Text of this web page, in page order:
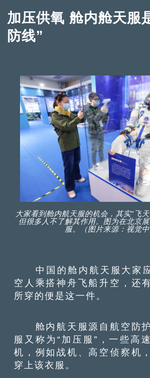
加压供氧 舱内舱天服
防线”
大家看到舱内航天服的机会，其实“飞
但很多人不了解其作用。图为在北京
服。（图片来源：视觉中
中国的舱内航天服大家应
空人乘搭神舟飞船升空，还
所穿的便是这一件。
舱内航天服源自航空防护
服又称为“加压服”，一些高
机，例如战机、高空侦察机
穿上该衣服。